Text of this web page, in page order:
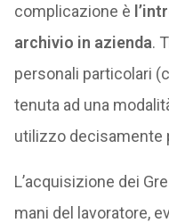
complicazione è
archivio in azienda.
personali particolari
tenuta ad una
utilizzo decisamente
L’acquisizione dei
mani del lavoratore,